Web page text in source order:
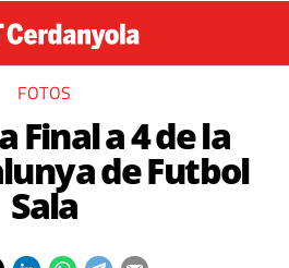
FOTOS
Final a 4 de la
de Futbol
Sala